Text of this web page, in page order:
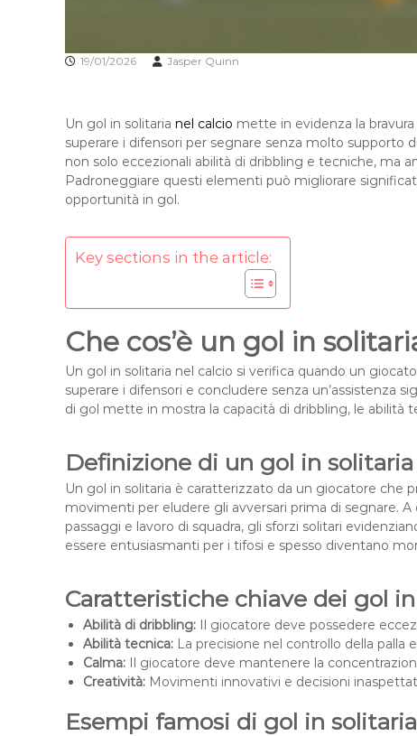
19/01/2026 Jasper Quinn
Un gol in solitaria nel calcio mette in evidenza la
superare i difensori per segnare senza molto supporto
non solo eccezionali abilità di dribbling e tecniche, ma
Padroneggiare questi elementi può migliorare
opportunità in gol.
Key sections in the article:
Che cos’è un gol in
Un gol in solitaria nel calcio si verifica quando un
superare i difensori e concludere senza un’assistenza
di gol mette in mostra la capacità di dribbling, le abilità
Definizione di un gol in solitaria
Un gol in solitaria è caratterizzato da un giocatore che
movimenti per eludere gli avversari prima di segnare. A
passaggi e lavoro di squadra, gli sforzi solitari
essere entusiasmanti per i tifosi e spesso diventano
Caratteristiche chiave dei gol
Abilità di dribbling: Il giocatore deve possedere
Abilità tecnica: La precisione nel controllo della palla
Calma: Il giocatore deve mantenere la
Creatività: Movimenti innovativi e decisioni
Esempi famosi di gol in solitaria